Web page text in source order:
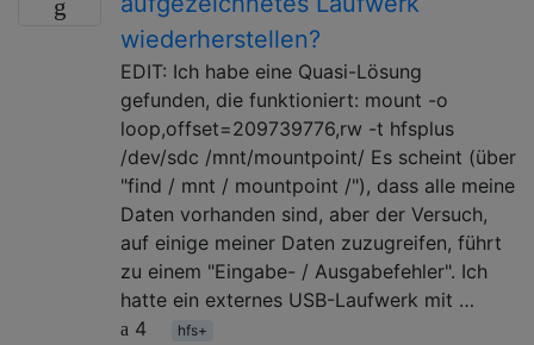
wiederherstellen?
EDIT: Ich habe eine Quasi-Lösung
gefunden, die funktioniert: mount -o
loop,offset=209739776,rw -t hfsplus
/dev/sdc /mnt/mountpoint/ Es scheint (über
"find / mnt / mountpoint /"), dass alle meine
Daten vorhanden sind, aber der Versuch,
auf einige meiner Daten zuzugreifen, führt
zu einem "Eingabe- / Ausgabefehler". Ich
hatte ein externes USB-Laufwerk mit …
4
hfs+